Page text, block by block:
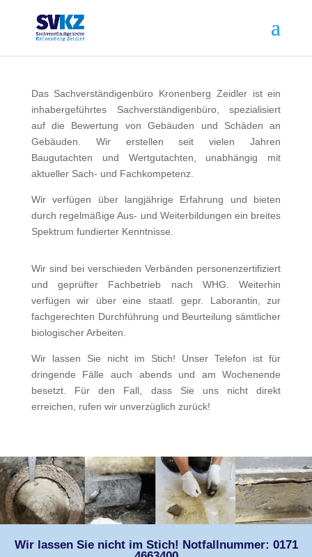
Das Sachverständigenbüro Kronenberg Zeidler ist ein
inhabergeführtes Sachverständigenbüro, spezialisiert
auf die Bewertung von Gebäuden und Schäden an
Gebäuden. Wir erstellen seit vielen Jahren
Baugutachten und Wertgutachten, unabhängig mit
aktueller Sach- und Fachkompetenz.
Wir verfügen über langjährige Erfahrung und bieten
durch regelmäßige Aus- und Weiterbildungen ein breites
Spektrum fundierter Kenntnisse.
Wir sind bei verschieden Verbänden personenzertifiziert
und geprüfter Fachbetrieb nach WHG. Weiterhin
verfügen wir über eine staatl. gepr. Laborantin, zur
fachgerechten Durchführung und Beurteilung sämtlicher
biologischer Arbeiten.
Wir lassen Sie nicht im Stich! Unser Telefon ist für
dringende Fälle auch abends und am Wochenende
besetzt. Für den Fall, dass Sie uns nicht direkt
erreichen, rufen wir unverzüglich zurück!
Wir lassen Sie nicht im Stich! Notfallnummer: 0171